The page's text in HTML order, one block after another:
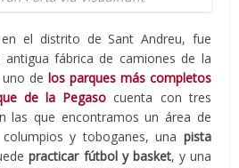
el distrito de Sant Andreu, fue
fábrica de camiones de la
de los parques más completos
de la Pegaso cuenta con tres
las que encontramos un área de
y toboganes, una pista
practicar fútbol y basket, y una